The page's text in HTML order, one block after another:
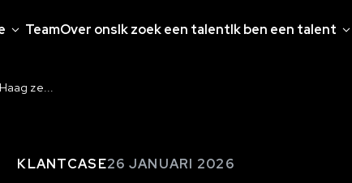
TeamOver onsIk zoek een talentIk ben een talent
ze...
KLANTCASE26 JANUARI 2026